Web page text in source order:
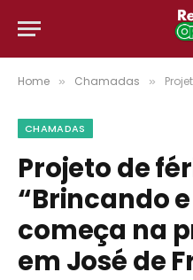
Home » Chamadas » Projeto de
CHAMADAS
Projeto de
“Brincando
começa na
em José de